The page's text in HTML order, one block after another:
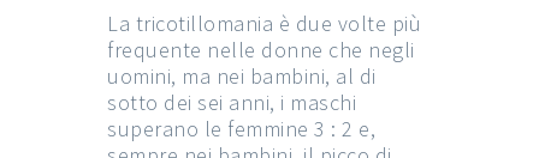
La tricotillomania è due volte più
frequente nelle donne che negli
uomini, ma nei bambini, al di
sotto dei sei anni, i maschi
superano le femmine 3 : 2 e,